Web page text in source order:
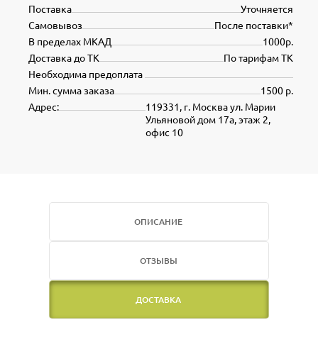
Уточняется
Поставка
После поставки*
Самовывоз
1000р.
В пределах МКАД
По тарифам ТК
Доставка до ТК
Необходима предоплата
1500 р.
Мин. сумма заказа
119331, г. Москва ул. Марии
Ульяновой дом 17а, этаж 2,
офис 10
Адрес:
ОПИСАНИЕ
ОТЗЫВЫ
ДОСТАВКА